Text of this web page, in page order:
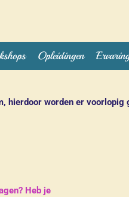
Opleidingen
worden er voorlopig
Heb je